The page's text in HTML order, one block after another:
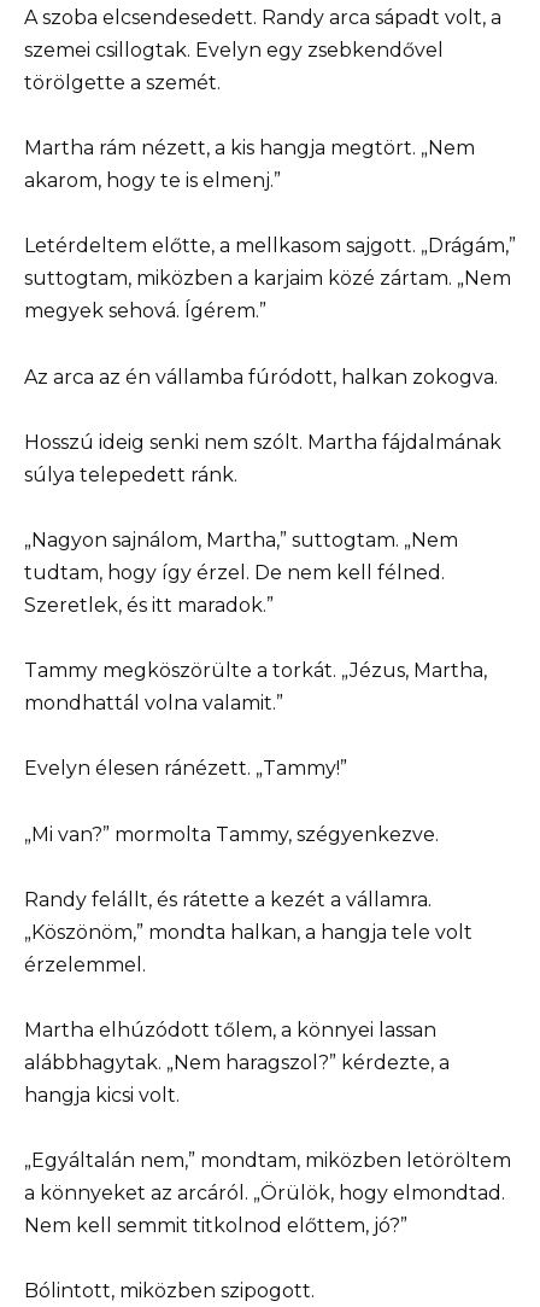
A szoba elcsendesedett. Randy arca sápadt volt, a
szemei csillogtak. Evelyn egy zsebkendővel
törölgette a szemét.
Martha rám nézett, a kis hangja megtört. „Nem
akarom, hogy te is elmenj.”
Letérdeltem előtte, a mellkasom sajgott. „Drágám,”
suttogtam, miközben a karjaim közé zártam. „Nem
megyek sehová. Ígérem.”
Az arca az én vállamba fúródott, halkan zokogva.
Hosszú ideig senki nem szólt. Martha fájdalmának
súlya telepedett ránk.
„Nagyon sajnálom, Martha,” suttogtam. „Nem
tudtam, hogy így érzel. De nem kell félned.
Szeretlek, és itt maradok.”
Tammy megköszörülte a torkát. „Jézus, Martha,
mondhattál volna valamit.”
Evelyn élesen ránézett. „Tammy!”
„Mi van?” mormolta Tammy, szégyenkezve.
Randy felállt, és rátette a kezét a vállamra.
„Köszönöm,” mondta halkan, a hangja tele volt
érzelemmel.
Martha elhúzódott tőlem, a könnyei lassan
alábbhagytak. „Nem haragszol?” kérdezte, a
hangja kicsi volt.
„Egyáltalán nem,” mondtam, miközben letöröltem
a könnyeket az arcáról. „Örülök, hogy elmondtad.
Nem kell semmit titkolnod előttem, jó?”
Bólintott, miközben szipogott.